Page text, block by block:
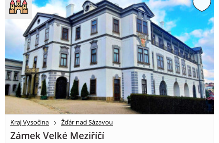
Kraj Vysočina Žďár nad Sázavou
Zámek Velké Meziříčí